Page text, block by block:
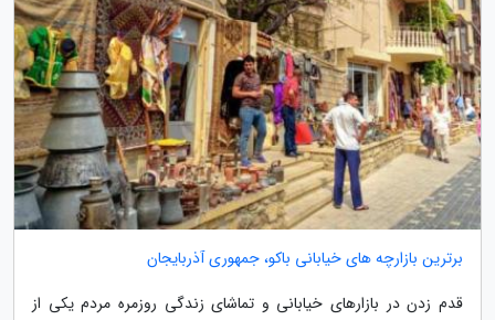
برترین بازارچه های خیابانی باکو، جمهوری آذربایجان
قدم زدن در بازارهای خیابانی و تماشای زندگی روزمره مردم یکی از